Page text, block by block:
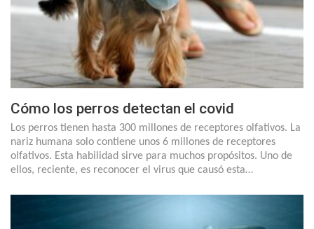
Cómo los perros detectan el covid
Los perros tienen hasta 300 millones de receptores olfativos. La
nariz humana solo contiene unos 6 millones de receptores
olfativos. Esta habilidad sirve para muchos propósitos. Uno de
ellos, reciente, es reconocer el virus que causó esta…